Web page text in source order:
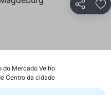
Partilhar
do Mercado Velho
Centro da cidade